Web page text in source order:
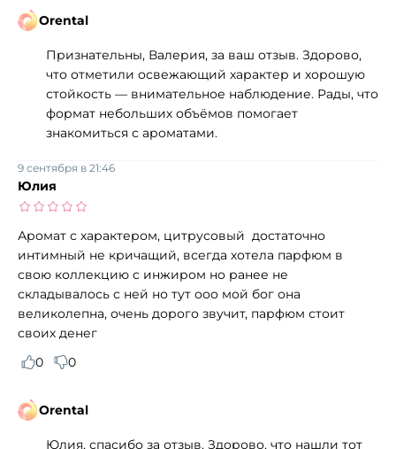
Orental
Признательны, Валерия, за ваш отзыв. Здорово,
что отметили освежающий характер и хорошую
стойкость — внимательное наблюдение. Рады, что
формат небольших объёмов помогает
знакомиться с ароматами.
Юлия
9 сентября в 21:46
Аромат с характером, цитрусовый достаточно
интимный не кричащий, всегда хотела парфюм в
свою коллекцию с инжиром но ранее не
складывалось с ней но тут ооо мой бог она
великолепна, очень дорого звучит, парфюм стоит
своих денег
0
0
Orental
Юлия, спасибо за отзыв. Здорово, что нашли тот